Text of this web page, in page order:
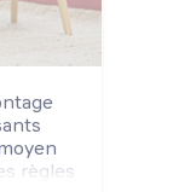
règles